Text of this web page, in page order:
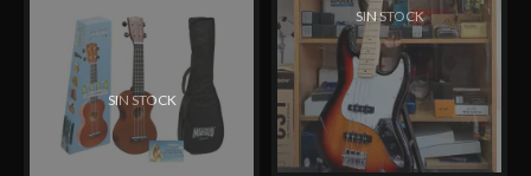
SIN STOCK
SIN STOCK